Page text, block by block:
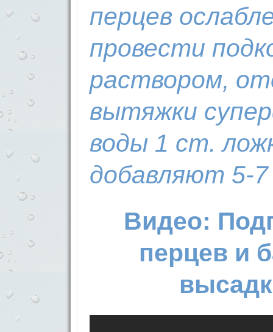
перцев
провести
раствором,
вытяжки
воды 1 ст.
добавляют 5-
Видео:
перцев и